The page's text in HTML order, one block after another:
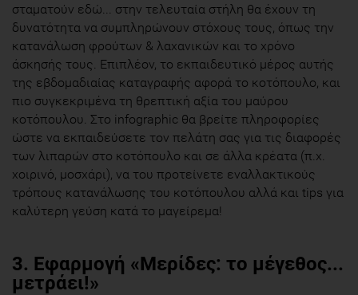
σταματούν εδώ... στην τελευταία στήλη θα έχουν τη
δυνατότητα να συμπληρώνουν στόχους τους, όπως την
κατανάλωση φρούτων & λαχανικών και το χρόνο
άσκησής τους. Επιπλέον, το εκπαιδευτικό μέρος αυτής
της εβδομαδιαίας καταγραφής αφορά το κοτόπουλο, και
πιο συγκεκριμένα τη θρεπτική αξία του μαύρου
κοτόπουλου. Στο infographic θα βρείτε πληροφορίες
ώστε να εκπαιδεύσετε τον πελάτη σας για τις διαφορές
των λιπαρών στο κοτόπουλο και σε άλλα κρέατα (π.χ.
χοιρινό, μοσχάρι), να του προτείνετε εναλλακτικούς
τρόπους κατανάλωσης του κοτόπουλου αλλά και tips για
καλύτερη γεύση κατά το μαγείρεμα!
3. Eφαρμογή «Μερίδες: το μέγεθος...
μετράει!»